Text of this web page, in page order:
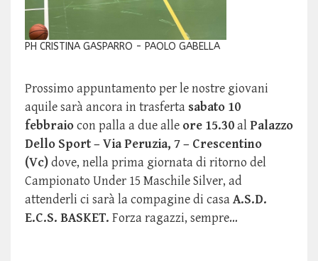
PH CRISTINA GASPARRO - PAOLO GABELLA
Prossimo appuntamento per le nostre giovani
aquile sarà ancora in trasferta sabato 10
febbraiocon palla a due alle ore 15.30alPalazzo
Dello Sport – Via Peruzia, 7 – Crescentino
(Vc)dove, nella prima giornata di ritorno del
Campionato Under 15 Maschile Silver, ad
attenderli ci sarà la compagine di casaA.S.D.
E.C.S. BASKET. Forza ragazzi, sempre…